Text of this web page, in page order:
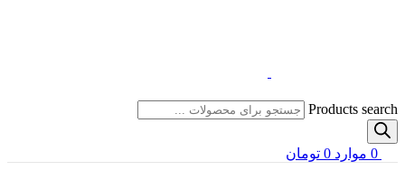
Products search
0 موارد 0 تومان